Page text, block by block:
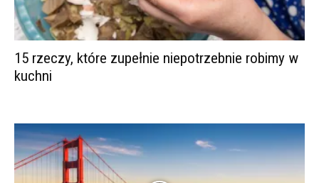
15 rzeczy, które zupełnie niepotrzebnie robimy w
kuchni